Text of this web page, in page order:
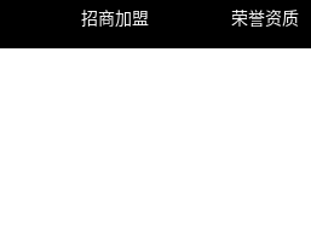
招商加盟 荣誉资质